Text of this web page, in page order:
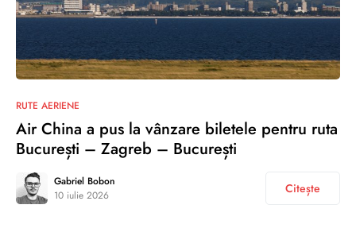
RUTE AERIENE
Air China a pus la vânzare biletele pentru ruta
București – Zagreb – București
Gabriel Bobon
10 iulie 2026
Citește